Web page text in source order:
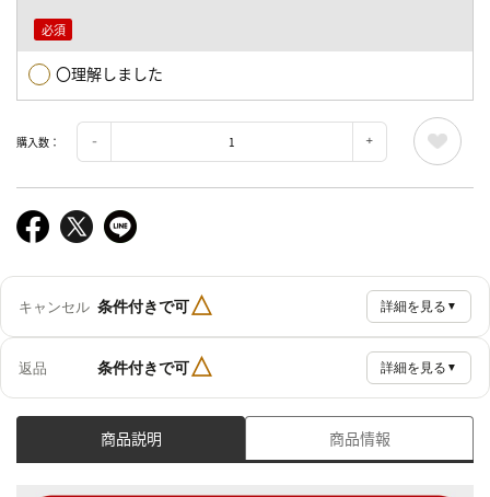
〇理解しました
購入数：
キャンセル 条件付きで可△ 詳細を見る ▼
返品 条件付きで可△ 詳細を見る ▼
商品説明 商品情報